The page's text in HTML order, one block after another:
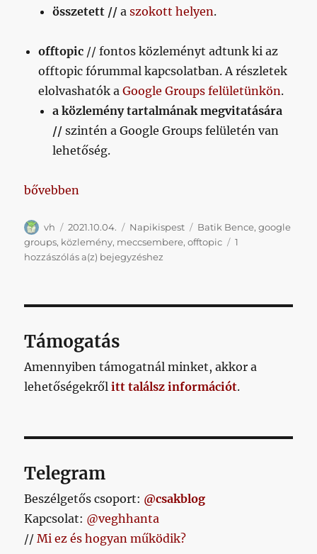
összetett // aszokott helyen.
offtopic // fontos közleményt adtunk ki az
offtopic fórummal kapcsolatban. A részletek
elolvashatók aGoogle Groups felületünkön.
a közlemény tartalmának megvitatására
// szintén a Google Groups felületén van
lehetőség.
„Napikispest 2021.10.04.”
bővebben
Szerző
vh Közzétéve
2021.10.04. Kategória
Napikispest Címke
Batik Bence,google
groups, közlemény, meccsembere,offtopic
1
hozzászólás a(z) Napikispest
bejegyzéshez
Támogatás
Amennyiben támogatnál minket, akkor a
lehetőségekrőlitt találsz információt.
Telegram
Beszélgetős csoport: @csakblog
Kapcsolat: @veghhanta
//Mi ez és hogyan működik?